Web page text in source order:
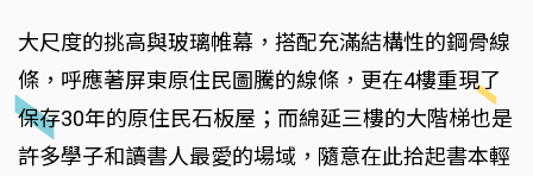
大尺度的挑高與玻璃帷幕，搭配充滿結構性的鋼骨線
條，呼應著屏東原住民圖騰的線條，更在4樓重現了
保存30年的原住民石板屋；而綿延三樓的大階梯也是
許多學子和讀書人最愛的場域，隨意在此拾起書本輕